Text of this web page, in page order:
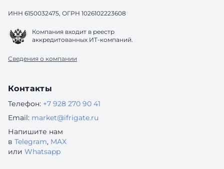
ИНН 6150032475, ОГРН 1026102223608
Компания входит в реестр
аккредитованных ИТ-компаний.
Сведения о компании
Контакты
Телефон: +7 928 270 90 41
Email: market@ifrigate.ru
Напишите нам
в Telegram, MAX
или Whatsapp